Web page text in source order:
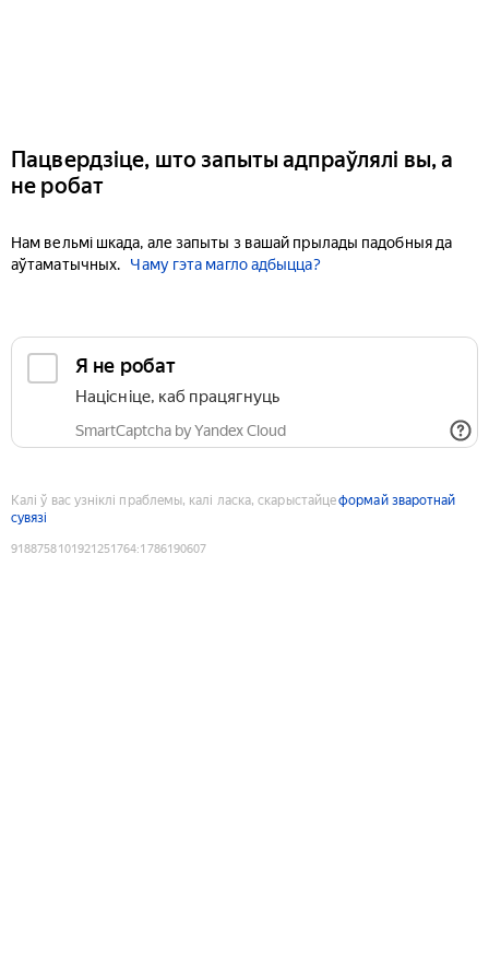
Пацвердзіце, што запыты адпраўлялі вы, а
не робат
Нам вельмі шкада, але запыты з вашай прылады падобныя да
аўтаматычных.
Чаму гэта магло адбыцца?
Я не робат
Націсніце, каб працягнуць
SmartCaptcha by Yandex Cloud
Калі ў вас узніклі праблемы, калі ласка, скарыстайцеформай зваротнай
сувязі
9188758101921251764:1786190607